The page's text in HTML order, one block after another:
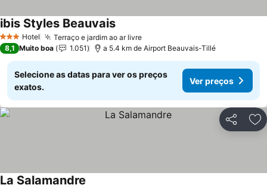
3 EstrelasHotel Terraço e jardim ao ar livre
ibis Styles Beauvais
8,1 Muito boa 1.051 a 5.4 km de Airport Beauvais-Tillé
Selecione as datas para ver os preços
exatos.
Ver preços
Partilhar
La Salamandre